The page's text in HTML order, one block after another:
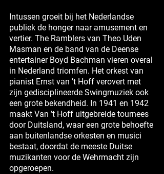
Intussen groeit bij het Nederlandse
publiek de honger naar amusement en
vertier. The Ramblers van Theo Uden
Masman en de band van de Deense
entertainer Boyd Bachman vieren overal
in Nederland triomfen. Het orkest van
pianist Ernst van ’t Hoff verovert met
zijn gedisciplineerde Swingmuziek ook
een grote bekendheid. In 1941 en 1942
maakt Van ’t Hoff uitgebreide tournees
door Duitsland, waar een grote behoefte
aan buitenlandse orkesten en musici
bestaat, doordat de meeste Duitse
muzikanten voor de Wehrmacht zijn
opgeroepen.